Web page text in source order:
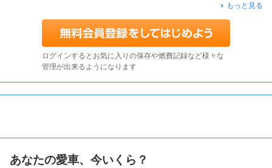
もっと見る
ログインするとお気に入りの保存や燃費記録など様々な
管理が出来るようになります
あなたの愛車、今いくら？